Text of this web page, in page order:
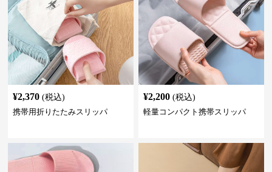
¥2,370 (税込)
携帯用折りたたみスリッパ
¥2,200 (税込)
軽量コンパクト携帯スリッパ